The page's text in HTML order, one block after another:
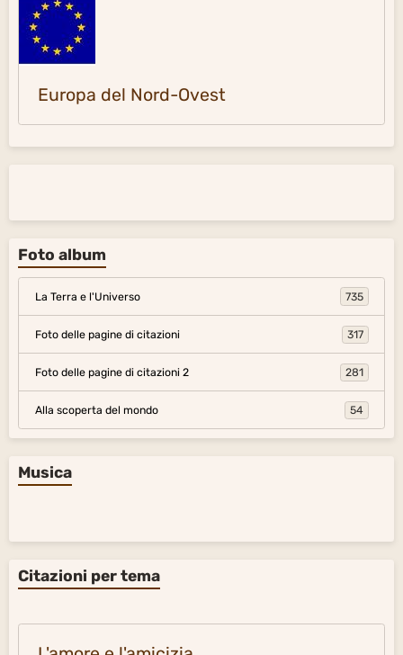
Europa del Nord-Ovest
Foto album
La Terra e l'Universo 735
Foto delle pagine di citazioni 317
Foto delle pagine di citazioni 2 281
Alla scoperta del mondo 54
Musica
Citazioni per tema